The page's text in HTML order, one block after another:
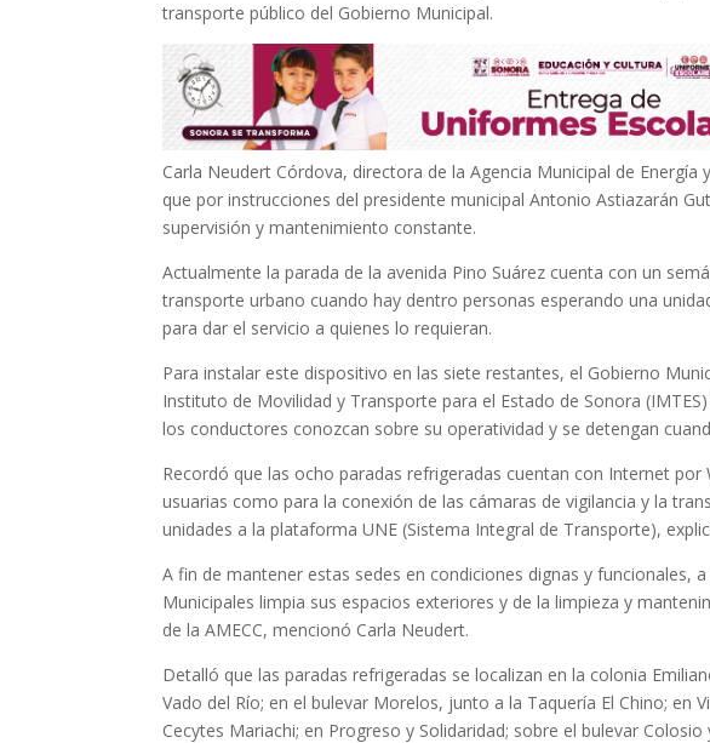
transporte público del Gobierno Municipal.
Carla Neudert Córdova, directora de la Agencia Municipal de Energía
que por instrucciones del presidente municipal Antonio Astiazarán
supervisión y mantenimiento constante.
Actualmente la parada de la avenida Pino Suárez cuenta con un
transporte urbano cuando hay dentro personas esperando una
para dar el servicio a quienes lo requieran.
Para instalar este dispositivo en las siete restantes, el Gobierno
Instituto de Movilidad y Transporte para el Estado de Sonora
los conductores conozcan sobre su operatividad y se detengan
Recordó que las ocho paradas refrigeradas cuentan con Internet
usuarias como para la conexión de las cámaras de vigilancia y la
unidades a la plataforma UNE (Sistema Integral de Transporte),
A fin de mantener estas sedes en condiciones dignas y funcionales,
Municipales limpia sus espacios exteriores y de la limpieza y
de la AMECC, mencionó Carla Neudert.
Detalló que las paradas refrigeradas se localizan en la colonia
Vado del Río; en el bulevar Morelos, junto a la Taquería El Chino; en
Cecytes Mariachi; en Progreso y Solidaridad; sobre el bulevar Colosio